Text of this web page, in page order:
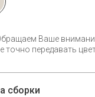
Ваше
точно передавать
сборки